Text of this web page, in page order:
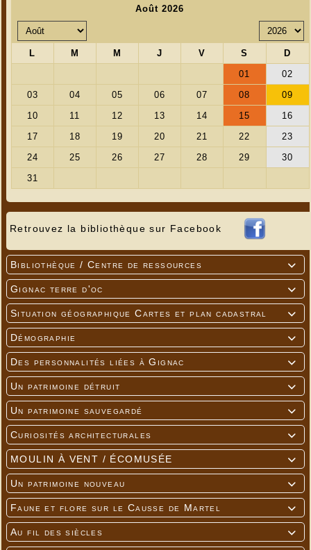
Retrouvez la bibliothèque sur Facebook

Bibliothèque / Centre de ressources

Gignac terre d'oc

Situation géographique Cartes et plan cadastral

Démographie

Des personnalités liées à Gignac

Un patrimoine détruit

Un patrimoine sauvegardé

Curiosités architecturales

MOULIN À VENT / ÉCOMUSÉE

Un patrimoine nouveau

Faune et flore sur le Causse de Martel

Au fil des siècles